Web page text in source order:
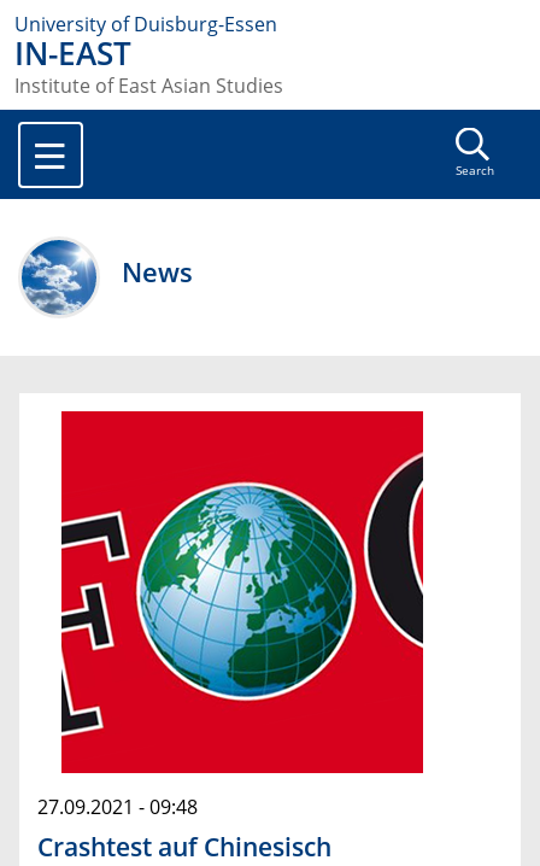
University of Duisburg-Essen
IN-EAST
Institute of East Asian Studies
Search
News
27.09.2021 - 09:48
Crashtest auf Chinesisch